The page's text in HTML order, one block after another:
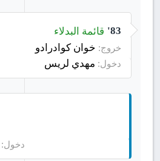
83' قائمة البدلاء
خروج: خوان كوادرادو
دخول: مهدي لريس
دخول: